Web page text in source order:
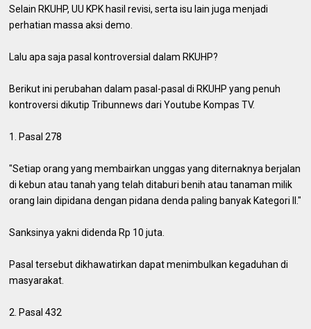
Selain RKUHP, UU KPK hasil revisi, serta isu lain juga menjadi
perhatian massa aksi demo.
Lalu apa saja pasal kontroversial dalam RKUHP?
Berikut ini perubahan dalam pasal-pasal di RKUHP yang penuh
kontroversi dikutip Tribunnews dari Youtube Kompas TV.
1. Pasal 278
"Setiap orang yang membairkan unggas yang diternaknya berjalan
di kebun atau tanah yang telah ditaburi benih atau tanaman milik
orang lain dipidana dengan pidana denda paling banyak Kategori II."
Sanksinya yakni didenda Rp 10 juta.
Pasal tersebut dikhawatirkan dapat menimbulkan kegaduhan di
masyarakat.
2. Pasal 432